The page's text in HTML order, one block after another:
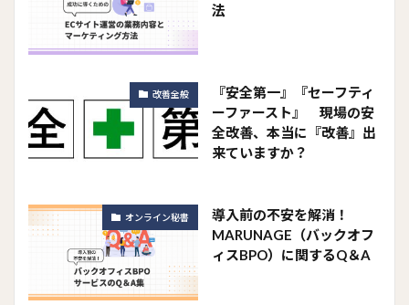
法
改善全般
『安全第一』『セーフティ
ーファースト』 現場の安
全改善、本当に『改善』出
来ていますか？
オンライン秘書
導入前の不安を解消！
MARUNAGE（バックオフ
ィスBPO）に関するQ＆A